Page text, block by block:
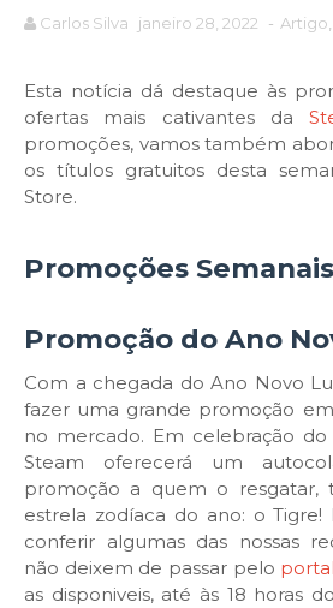
Carlos Silva janeiro 28, 2022 - Artigo
Esta notícia dá destaque às
ofertas mais cativantes da
promoções, vamos também
os títulos gratuitos desta
Store.
Promoções
Promoção do Ano
Com a chegada do Ano Novo
fazer uma grande promoção
no mercado. Em celebração
Steam oferecerá um
promoção a quem o resgatar,
estrela zodíaca do ano: o
conferir algumas das nossas
não deixem de passar pelo portal
as disponiveis, até às 18 horas